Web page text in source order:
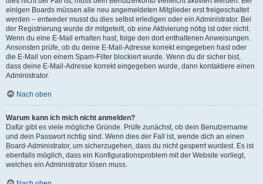
einigen Boards müssen alle neu angemeldeten Mitglieder erst freigeschaltet
werden – entweder musst du dies selbst erledigen oder ein Administrator. Bei
der Registrierung wurde dir mitgeteilt, ob eine Aktivierung nötig ist oder nicht.
Wenn du eine E-Mail erhalten hast, folge den dort enthaltenen Anweisungen.
Ansonsten prüfe, ob du deine E-Mail-Adresse korrekt eingegeben hast oder
die E-Mail von einem Spam-Filter blockiert wurde. Wenn du dir sicher bist,
dass deine E-Mail-Adresse korrekt eingegeben wurde, dann kontaktiere einen
Administrator.
Nach oben
Warum kann ich mich nicht anmelden?
Dafür gibt es viele mögliche Gründe. Prüfe zunächst, ob dein Benutzername
und dein Passwort richtig sind. Wenn dies der Fall ist, wende dich an einen
Board-Administrator, um sicherzugehen, dass du nicht gesperrt wurdest. Es ist
ebenfalls möglich, dass ein Konfigurationsproblem mit der Website vorliegt,
welches ein Administrator lösen muss.